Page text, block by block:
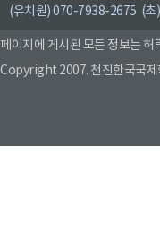
(유치원) 070-7938-2675 (
페이지에 게시된 모든 정보는 허
Copyright 2007. 천진한국국